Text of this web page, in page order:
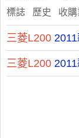
標誌 歷史 收購
三菱L200
三菱L200